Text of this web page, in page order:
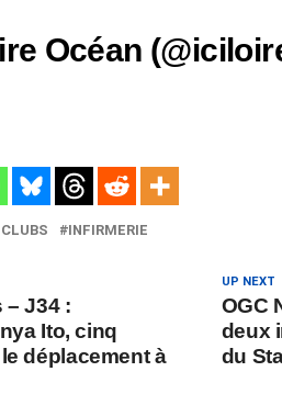
Océan
INFIRMERIE
UP NEXT
OGC
deux
du
– J34 :
Ito, cinq
déplacement à